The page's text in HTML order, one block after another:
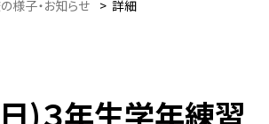
様子・お知らせ > 詳細
)３年生学年練習